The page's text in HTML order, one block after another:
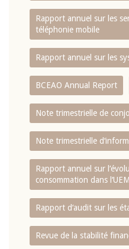
Rapport annuel sur les
téléphonie mobile
Rapport annuel sur les
BCEAO Annual Report
Note trimestrielle de
Note trimestrielle
Rapport annuel sur
consommation dans
Rapport d‘audit sur les
Revue de la stabilité